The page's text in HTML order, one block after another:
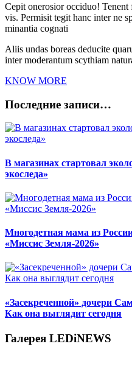
Cepit onerosior occiduo! Tenent
vis. Permisit tegit hanc inter ne
minantia cognati
Aliis undas boreas deducite
inter moderantum scythiam
KNOW MORE
Последние записи…
В магазинах стартовал
экоследа»
Многодетная мама из
«Миссис Земля-2026»
«Засекреченной» дочери
Как она выглядит сегодня
Галерея LEDiNEWS